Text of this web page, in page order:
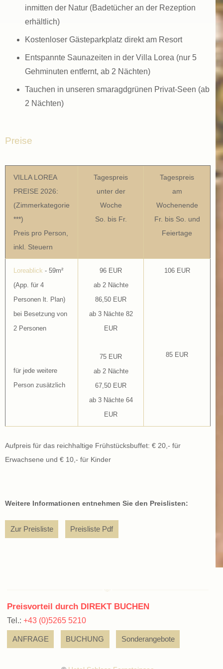
inmitten der Natur (Badetücher an der Rezeption
erhältlich)
Kostenloser Gästeparkplatz direkt am Resort
Entspannte Saunazeiten in der Villa Lorea (nur 5
Gehminuten entfernt, ab 2 Nächten)
Tauchen in unseren smaragdgrünen Privat-Seen (ab
2 Nächten)
Preise
VILLA LOREA
PREISE 2026:
(Zimmerkategorie
***)
Preis pro Person,
inkl. Steuern
Tagespreis
unter der
Woche
So. bis Fr.
Tagespreis
am
Wochenende
Fr. bis So. und
Feiertage
Loreablick - 59m²
(App. für 4
Personen lt. Plan)
bei Besetzung von
2 Personen
für jede weitere
Person zusätzlich
96 EUR
ab 2 Nächte
86,50 EUR
ab 3 Nächte 82
EUR
75 EUR
ab 2 Nächte
67,50 EUR
ab 3 Nächte 64
EUR
106 EUR
85 EUR
Aufpreis für das reichhaltige Frühstücksbuffet: € 20,- für
Erwachsene und € 10,- für Kinder
Weitere Informationen entnehmen Sie den Preislisten:
Zur Preisliste Preisliste Pdf
Preisvorteil durch DIREKT BUCHEN
Tel.: +43 (0)5265 5210
ANFRAGE BUCHUNG Sonderangebote